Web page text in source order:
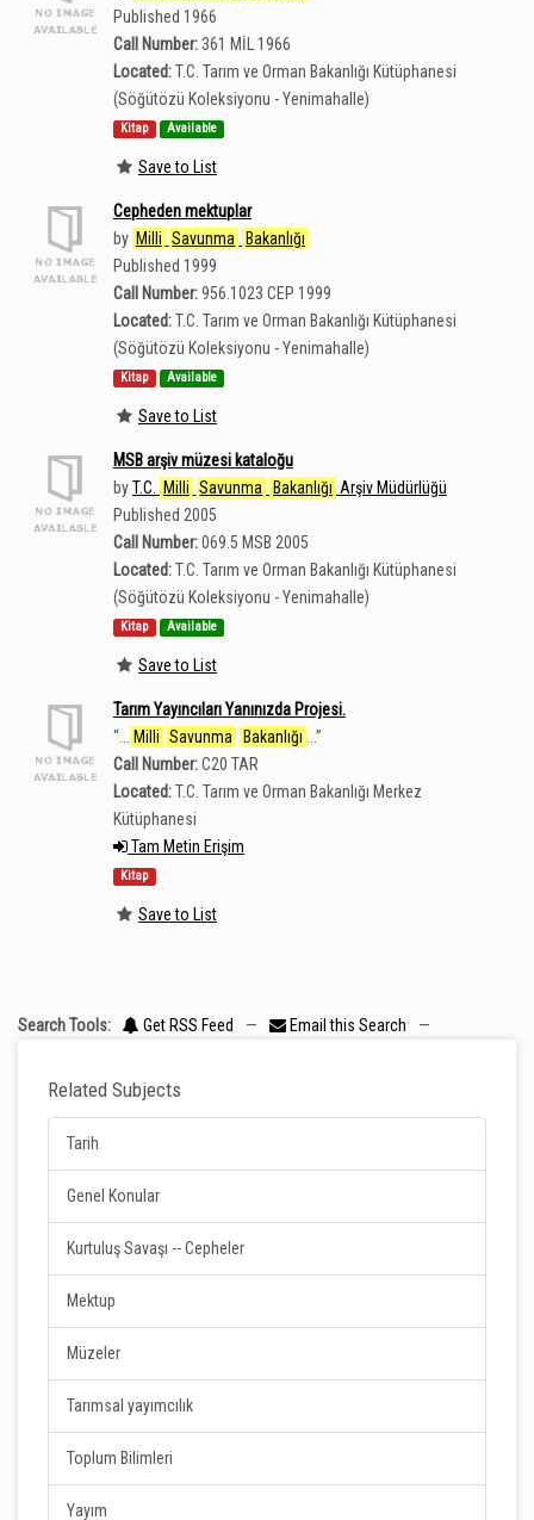
Published 1966
Call Number: 361 MİL 1966
Located:T.C. Tarım ve Orman Bakanlığı Kütüphanesi
(Söğütözü Koleksiyonu - Yenimahalle)
Kitap Available
Save to List
Cepheden mektuplar
by Milli Savunma
Bakanlığı
Published 1999
Call Number:956.1023 CEP 1999
Located:T.C. Tarım ve Orman Bakanlığı Kütüphanesi
(Söğütözü Koleksiyonu - Yenimahalle)
Kitap Available
Save to List
MSB arşiv müzesi kataloğu
byT.C. Milli Savunma Bakanlığı Arşiv Müdürlüğü
Published 2005
Call Number:069.5 MSB 2005
Located:T.C. Tarım ve Orman Bakanlığı Kütüphanesi
(Söğütözü Koleksiyonu - Yenimahalle)
Kitap Available
Save to List
Tarım Yayıncıları Yanınızda Projesi.
“
Milli Savunma Bakanlığı
”
Call Number:C20 TAR
Located:T.C. Tarım ve Orman Bakanlığı Merkez
Kütüphanesi
Tam Metin Erişim
Kitap
Save to List
Search Tools: Get RSS Feed — Email this Search —
Related Subjects
Tarih
Genel Konular
Kurtuluş Savaşı -- Cepheler
Mektup
Müzeler
Tarımsal yayımcılık
Toplum Bilimleri
Yayım